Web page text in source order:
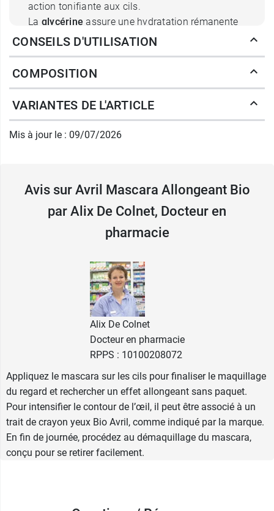
action tonifiante aux cils.
La glycérine assure une hydratation rémanente
par sa vertu hygroscopique.
la vitamine B9 et de la biotine pour fortifier les
santé.
L' Huile de graine de Marulaest riche en acides
gras essentiels nourrissants et protégeant les
cils tout en reconstruisant le film hydrolipidique.
un trait de crayon yeux Bio Avril!
Caractéristiques
Allonge les cils sans paquet
Conditionnement :9.5 ml
CONSEILS D'UTILISATION
COMPOSITION
VARIANTES DE L'ARTICLE
Mis à jour le : 09/07/2026
Avis sur Avril Mascara Allongeant Bio
par Alix De Colnet, Docteur en
pharmacie
Alix De Colnet
Docteur en pharmacie
RPPS : 10100208072
Appliquez le mascara sur les cils pour finaliser le maquillage
du regard et rechercher un effet allongeant sans paquet.
Pour intensifier le contour de l’œil, il peut être associé à un
trait de crayon yeux Bio Avril, comme indiqué par la marque.
En fin de journée, procédez au démaquillage du mascara,
conçu pour se retirer facilement.